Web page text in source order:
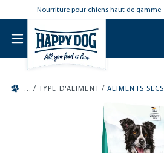
main contentNourriture pour chiens haut de gamme
/ TYPE D'ALIMENT / ALIMENTS SECS